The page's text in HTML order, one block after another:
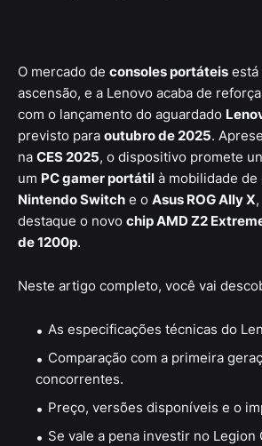
O mercado de consoles portáteis está
ascensão, e a Lenovo acaba de
com o lançamento do aguardado
previsto para outubro de 2025.
na CES 2025, o dispositivo promete
um PC gamer portátil à mobilidade
Nintendo Switch e o Asus ROG Ally X
destaque o novo chip AMD Z2
de 1200p.
Neste artigo completo, você vai
As especificações técnicas do
Comparação com a primeira
concorrentes.
Preço, versões disponíveis e o
Se vale a pena investir no Legion